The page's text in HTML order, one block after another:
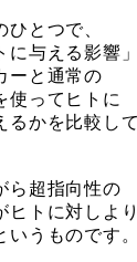
とつで、
に与える影響」
ーと通常の
使ってヒトに
るかを比較して
ら超指向性の
ヒトに対しより
うものです。